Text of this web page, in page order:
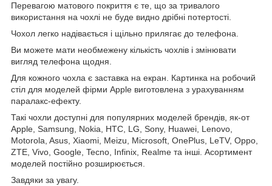
Перевагою матового покриття є те, що за тривалого
використання на чохлі не буде видно дрібні потертості.
Чохол легко надівається і щільно прилягає до телефона.
Ви можете мати необмежену кількість чохлів і змінювати
вигляд телефона щодня.
Для кожного чохла є заставка на екран. Картинка на робочий
стіл для моделей фірми Apple виготовлена з урахуванням
паралакс-ефекту.
Такі чохли доступні для популярних моделей брендів, як-от
Apple, Samsung, Nokia, HTC, LG, Sony, Huawei, Lenovo,
Motorola, Asus, Xiaomi, Meizu, Microsoft, OnePlus, LeTV, Oppo,
ZTE, Vivo, Google, Tecno, Infinix, Realme та інші. Асортимент
моделей постійно розширюється.
Завдяки за увагу.